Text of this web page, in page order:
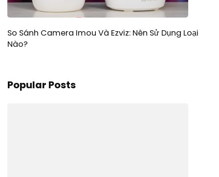
So Sánh Camera Imou Và Ezviz: Nên Sử Dụng Loại
Nào?
Popular Posts